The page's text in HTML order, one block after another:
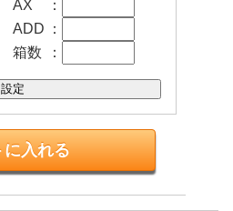
AX
：
ADD
：
箱数
：
設定